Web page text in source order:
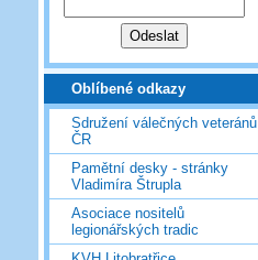
Oblíbené odkazy
Sdružení válečných veteránů
ČR
Pamětní desky - stránky
Vladimíra Štrupla
Asociace nositelů
legionářských tradic